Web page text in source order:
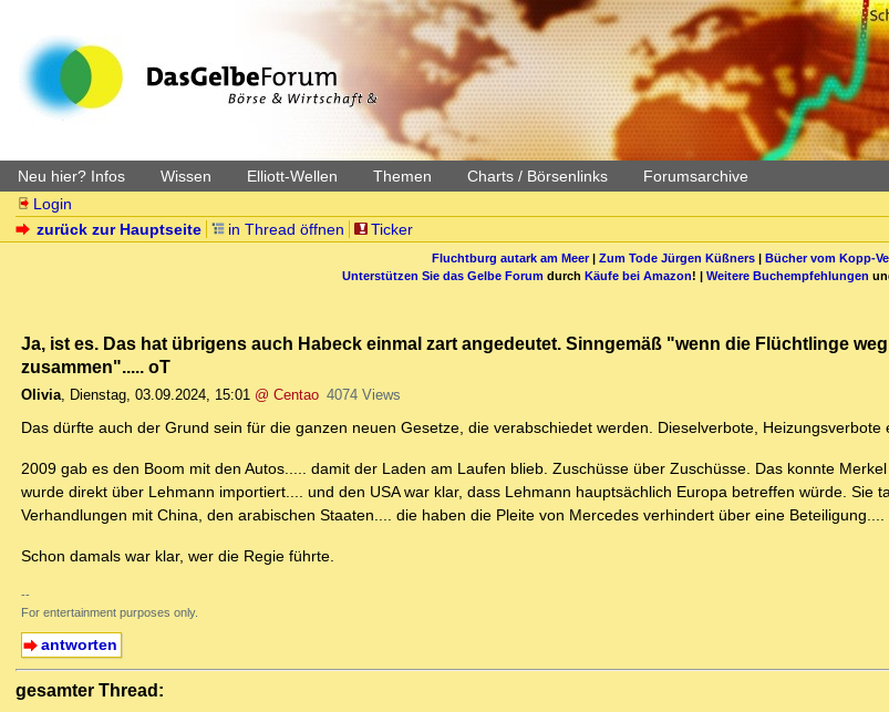
Neu hier? Infos Wissen Elliott-Wellen Themen Charts / Börsenlinks Forumsarchive
Login
zurück zur Hauptseite
in Thread öffnen Ticker
Fluchtburg autark am Meer| Zum Tode Jürgen Küßners| Bücher vom Kopp-
Unterstützen Sie das Gelbe Forum durch Käufe bei Amazon! | Weitere Buchempfehlungen
Ja, ist es. Das hat übrigens auch Habeck einmal zart angedeutet. Sinngemäß "wenn die Flüchtlinge
zusammen"..... oT
Olivia, Dienstag, 03.09.2024, 15:01 @ Centao 4074 Views
Das dürfte auch der Grund sein für die ganzen neuen Gesetze, die verabschiedet werden. Dieselverbote, Heizungsverbote
2009 gab es den Boom mit den Autos..... damit der Laden am Laufen blieb. Zuschüsse über Zuschüsse. Das konnte
wurde direkt über Lehmann importiert.... und den USA war klar, dass Lehmann hauptsächlich Europa betreffen würde. Sie
Verhandlungen mit China, den arabischen Staaten.... die haben die Pleite von Mercedes verhindert über eine Beteiligung....
Schon damals war klar, wer die Regie führte.
--
For entertainment purposes only.
antworten
gesamter Thread: